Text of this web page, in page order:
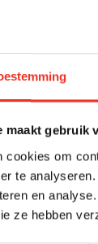
maakt gebruik
cookies om
te
en
ze hebben
de
of
en
namens de